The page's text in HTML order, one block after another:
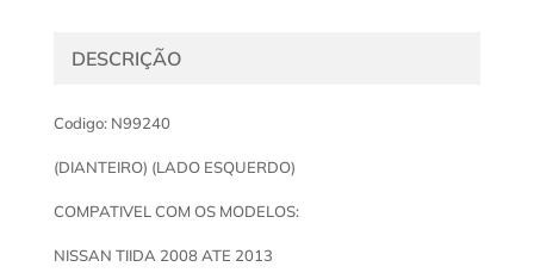
DESCRIÇÃO
Codigo: N99240
(DIANTEIRO) (LADO ESQUERDO)
COMPATIVEL COM OS MODELOS:
NISSAN TIIDA 2008 ATE 2013